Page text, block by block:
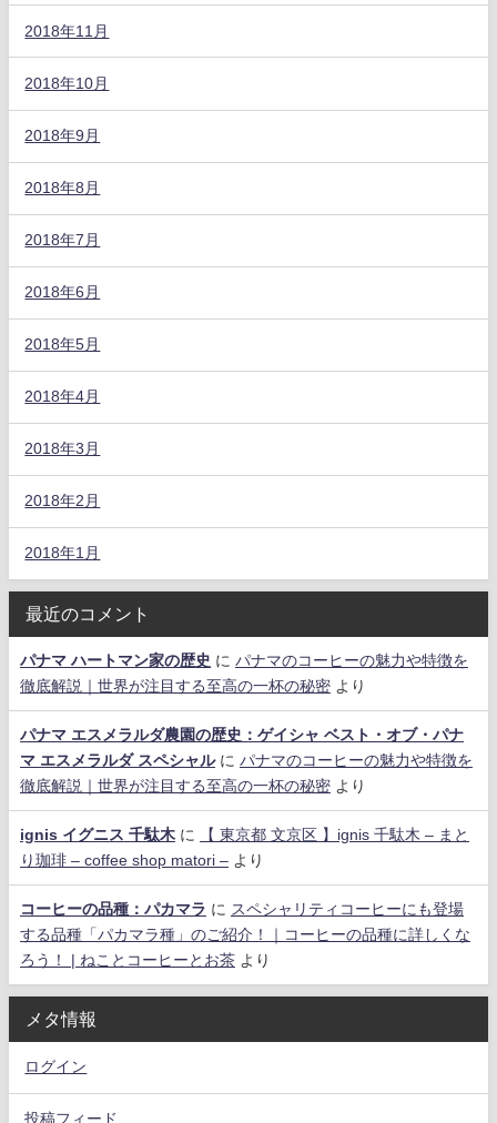
2018年11月
2018年10月
2018年9月
2018年8月
2018年7月
2018年6月
2018年5月
2018年4月
2018年3月
2018年2月
2018年1月
最近のコメント
パナマ ハートマン家の歴史 に パナマのコーヒーの魅力や特徴を
徹底解説｜世界が注目する至高の一杯の秘密 より
パナマ エスメラルダ農園の歴史：ゲイシャ ベスト・オブ・パナ
マ エスメラルダ スペシャルに パナマのコーヒーの魅力や特徴を
徹底解説｜世界が注目する至高の一杯の秘密 より
ignis イグニス 千駄木 に
【 東京都 文京区 】ignis 千駄木 – まと
り珈琲 – coffee shop matori – より
コーヒーの品種：パカマラ に スペシャリティコーヒーにも登場
する品種「パカマラ種」のご紹介！｜コーヒーの品種に詳しくな
ろう！ | ねことコーヒーとお茶 より
メタ情報
ログイン
投稿フィード